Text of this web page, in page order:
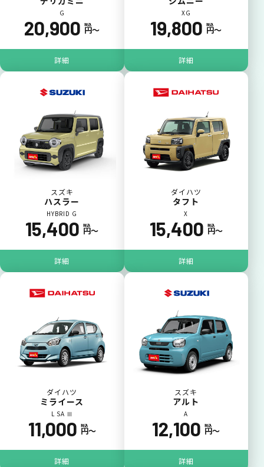
G
20,900 税込
円〜
詳細
XG
19,800 税込
円〜
詳細
スズキ
ハスラー
HYBRID G
15,400 税込
円〜
詳細
ダイハツ
タフト
X
15,400 税込
円〜
詳細
ダイハツ
ミライース
L SA Ⅲ
11,000 税込
円〜
詳細
スズキ
アルト
A
12,100 税込
円〜
詳細